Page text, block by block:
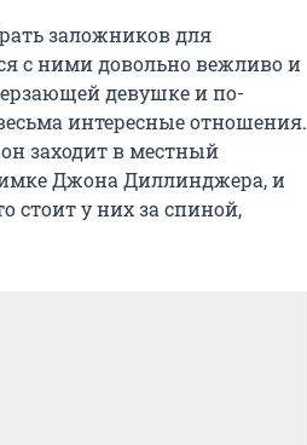
заложников для
с ними довольно вежливо и
девушке и по-
интересные отношения.
заходит в местный
Джона Диллинджера, и
стоит у них за спиной,